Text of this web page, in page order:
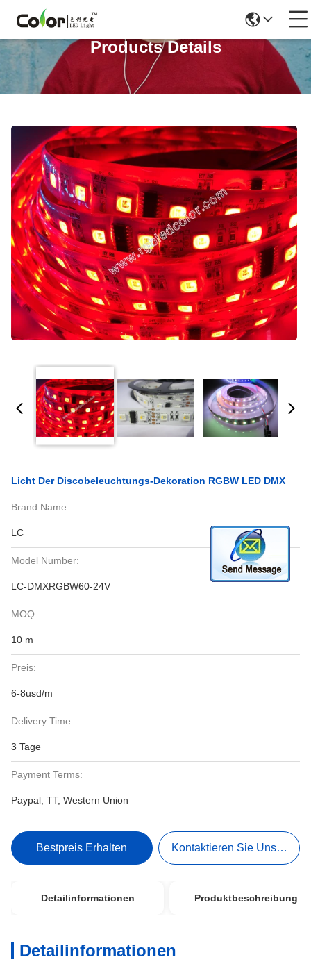
Products Details
Licht Der Discobeleuchtungs-Dekoration RGBW LED DMX
Brand Name:
LC
Model Number:
LC-DMXRGBW60-24V
MOQ:
10 m
Preis:
6-8usd/m
Delivery Time:
3 Tage
Payment Terms:
Paypal, TT, Western Union
Bestpreis Erhalten Kontaktieren Sie Uns Jetzt
Detailinformationen Produktbeschreibung
Detailinformationen